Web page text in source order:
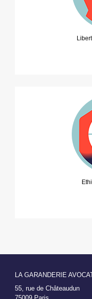
LA GARANDERIE
55, rue de Châteaudun